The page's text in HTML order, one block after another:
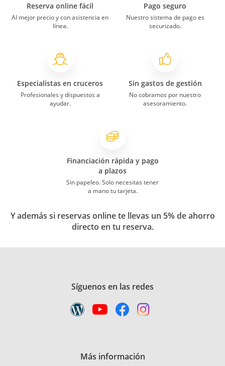
Reserva online fácil
Al mejor precio y con asistencia en
línea.
Pago seguro
Nuestro sistema de pago es
securizado.
Especialistas en cruceros
Profesionales y dispuestos a
ayudar.
Sin gastos de gestión
No cobramos por nuestro
asesoramiento.
Financiación rápida y pago
a plazos
Sin papeleo. Solo necesitas tener
a mano tu tarjeta.
Y además si reservas online te llevas un 5% de ahorro
directo en tu reserva.
Síguenos en las redes
Más información